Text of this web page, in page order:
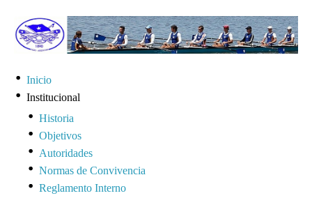
Inicio
Institucional
Historia
Objetivos
Autoridades
Normas de Convivencia
Reglamento Interno